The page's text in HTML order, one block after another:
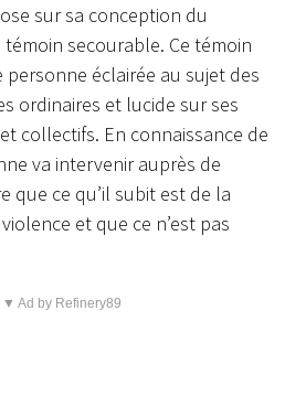
sur sa conception du
témoin secourable. Ce témoin
éclairée au sujet des
ordinaires et lucide sur ses
collectifs. En connaissance de
va intervenir auprès de
que ce qu’il subit est de la
et que ce n’est pas
▼ Ad by Refinery89